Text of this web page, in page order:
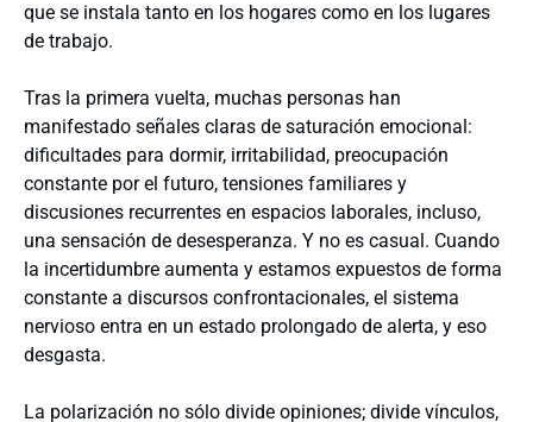
que se instala tanto en los hogares como en los lugares
de trabajo.
Tras la primera vuelta, muchas personas han
manifestado señales claras de saturación emocional:
dificultades para dormir, irritabilidad, preocupación
constante por el futuro, tensiones familiares y
discusiones recurrentes en espacios laborales, incluso,
una sensación de desesperanza. Y no es casual. Cuando
la incertidumbre aumenta y estamos expuestos de forma
constante a discursos confrontacionales, el sistema
nervioso entra en un estado prolongado de alerta, y eso
desgasta.
La polarización no sólo divide opiniones; divide vínculos,